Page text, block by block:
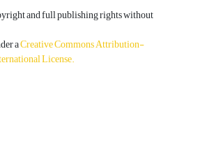
and full publishing rights without
aCreative Commons Attribution-
License.